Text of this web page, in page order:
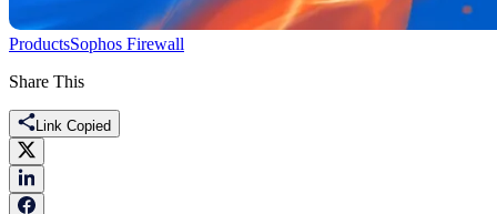
ProductsSophos Firewall
Share This
Link Copied